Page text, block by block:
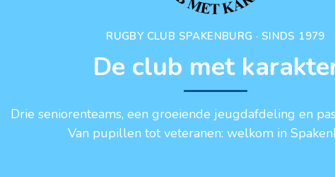
RUGBY CLUB SPAKENBURG · SINDS 1979
De club met
Drie seniorenteams, een groeiende jeugdafdeling en
Van pupillen tot veteranen: welkom in